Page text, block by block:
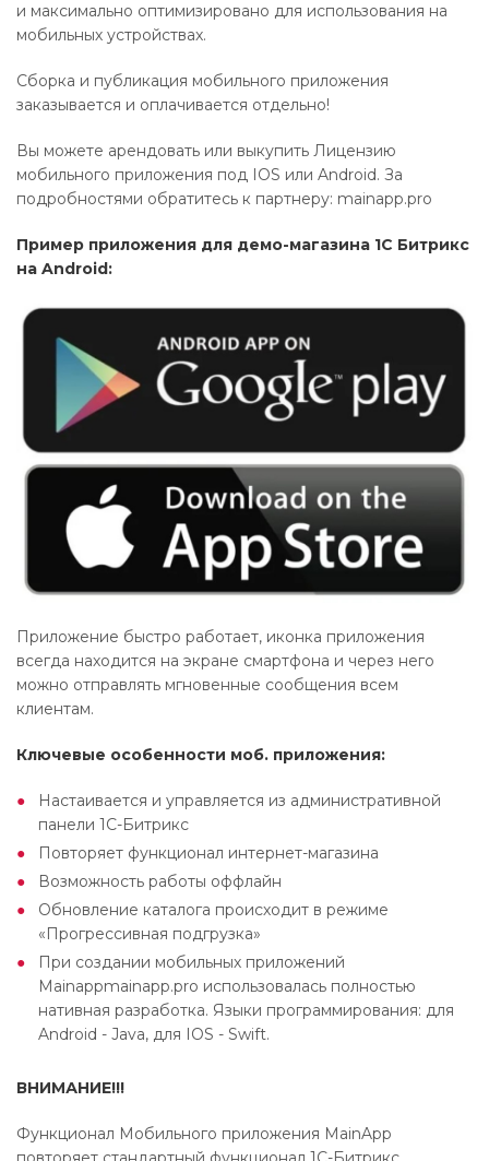
и максимально оптимизировано для использования на
мобильных устройствах.
Сборка и публикация мобильного приложения
заказывается и оплачивается отдельно!
Вы можете арендовать или выкупить Лицензию
мобильного приложения под IOS или Android. За
подробностями обратитесь к партнеру: mainapp.pro
Пример приложения для демо-магазина 1С Битрикс
на Android:
Приложение быстро работает, иконка приложения
всегда находится на экране смартфона и через него
можно отправлять мгновенные сообщения всем
клиентам.
Ключевые особенности моб. приложения:
Настаивается и управляется из административной
панели 1С-Битрикс
Повторяет функционал интернет-магазина
Возможность работы оффлайн
Обновление каталога происходит в режиме
«Прогрессивная подгрузка»
При создании мобильных приложений
Mainappmainapp.pro использовалась полностью
нативная разработка. Языки программирования: для
Android - Java, для IOS - Swift.
ВНИМАНИЕ!!!
Функционал Мобильного приложения MainApp